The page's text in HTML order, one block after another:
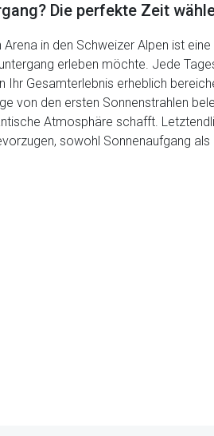
Die perfekte Zeit
in den Schweizer Alpen ist
erleben möchte. Jede
Ihr Gesamterlebnis erheblich
von den ersten Sonnenstrahlen
Atmosphäre schafft.
sowohl Sonnenaufgang